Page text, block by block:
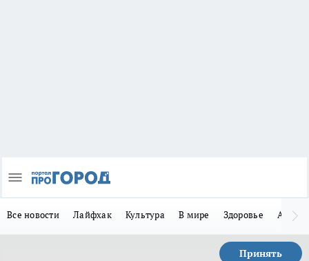
Все новости Лайфхак Культура В мире Здоровье Авто
Принять